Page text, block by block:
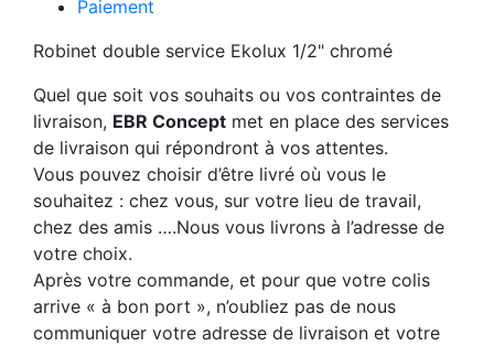
Paiement
Robinet double service Ekolux 1/2" chromé
Quel que soit vos souhaits ou vos contraintes de
livraison, EBR Concept met en place des services
de livraison qui répondront à vos attentes.
Vous pouvez choisir d’être livré où vous le
souhaitez : chez vous, sur votre lieu de travail,
chez des amis ….Nous vous livrons à l’adresse de
votre choix.
Après votre commande, et pour que votre colis
arrive « à bon port », n’oubliez pas de nous
communiquer votre adresse de livraison et votre